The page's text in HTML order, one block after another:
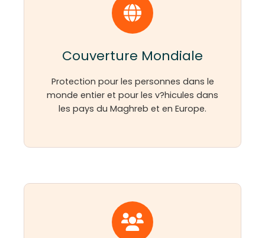
Couverture Mondiale
Protection pour les personnes dans le
monde entier et pour les v?hicules dans
les pays du Maghreb et en Europe.